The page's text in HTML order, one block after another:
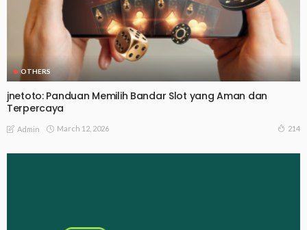
OTHERS
jnetoto: Panduan Memilih Bandar Slot yang Aman dan
Terpercaya
Admin March 12, 2026 214